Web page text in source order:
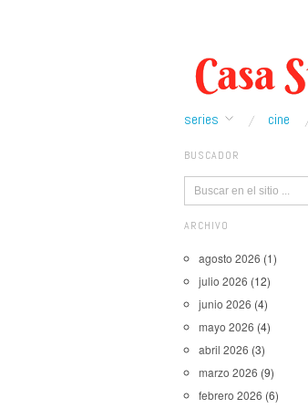
series cine
BUSCADOR
ARCHIVO
agosto 2026 (1)
julio 2026 (12)
junio 2026 (4)
mayo 2026 (4)
abril 2026 (3)
marzo 2026 (9)
febrero 2026 (6)